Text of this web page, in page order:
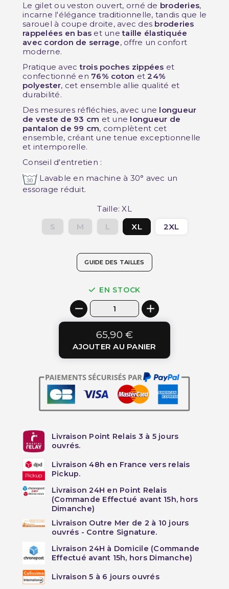
Le gilet ou veston ouvert, orné de broderies,
incarne l'élégance traditionnelle, tandis que le
sarouel à coupe droite, avec des broderies
rappelées en bas et unetaille élastiquée
avec cordon de serrage, offre un confort
moderne.
Pratique avectrois poches zippées et
confectionné en 76% coton et24%
polyester, cet ensemble allie qualité et
durabilité.
Des mesures réfléchies, avec une longueur
de veste de 93 cm et une longueur de
pantalon de 99 cm, complètent cet
ensemble, créant une tenue exceptionnelle
et intemporelle.
Conseil d'entretien :
Lavable en machine à 30° avec un
essorage réduit.
Taille: XL
S
M L XL 2XL
GUIDE DES TAILLES
EN STOCK
65,90 €
AJOUTER AU PANIER
Livraison Point Relais 3 à 5 jours
ouvrés.
Livraison 48h en France vers relais
Pickup.
Livraison 24H en Point Relais
(Commande Effectué avant 15h, hors
Dimanche)
Livraison Outre Mer de 2 à 10 jours
ouvrés - Contre Signature.
Livraison 24H à Domicile (Commande
Effectué avant 15h, hors Dimanche)
Livraison 5 à 6 jours ouvrés